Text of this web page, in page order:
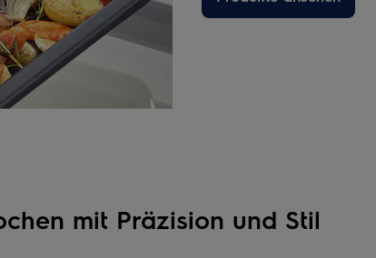
mit Präzision und Stil